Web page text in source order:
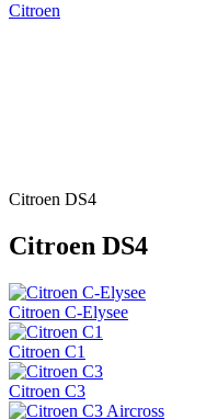
Citroen
Citroen DS4
Citroen DS4
Citroen C-Elysee
Citroen C1
Citroen C3